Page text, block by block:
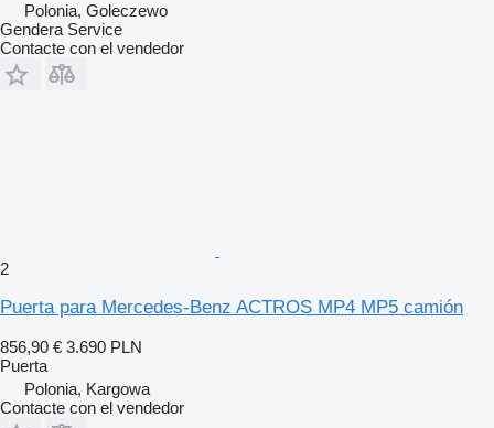
Polonia, Goleczewo
Gendera Service
Contacte con el vendedor
2
Puerta para Mercedes-Benz ACTROS MP4 MP5 camión
856,90 € 3.690 PLN
Puerta
Polonia, Kargowa
Contacte con el vendedor